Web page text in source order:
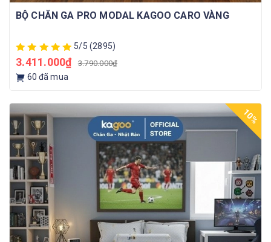
BỘ CHĂN GA PRO MODAL KAGOO CARO VÀNG
5/5 (2895)
3.411.000₫ 3.790.000₫
60 đã mua
10%